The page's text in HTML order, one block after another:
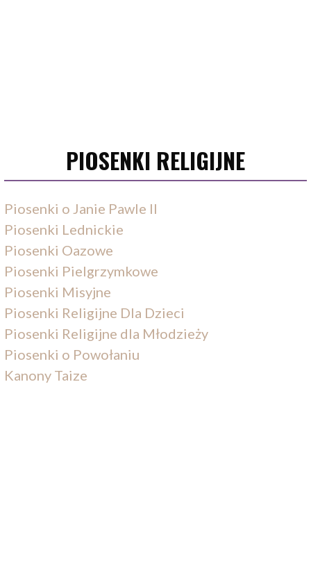
PIOSENKI RELIGIJNE
Piosenki o Janie Pawle II
Piosenki Lednickie
Piosenki Oazowe
Piosenki Pielgrzymkowe
Piosenki Misyjne
Piosenki Religijne Dla Dzieci
Piosenki Religijne dla Młodzieży
Piosenki o Powołaniu
Kanony Taize